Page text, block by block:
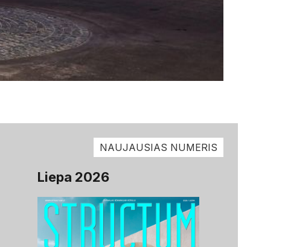
NAUJAUSIAS NUMERIS
Liepa 2026